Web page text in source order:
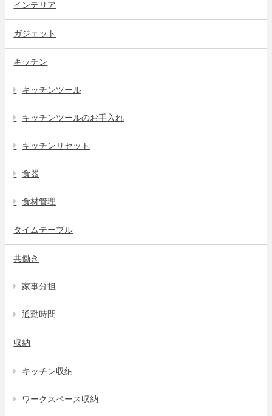
インテリア
ガジェット
キッチン
キッチンツール
キッチンツールのお手入れ
キッチンリセット
食器
食材管理
タイムテーブル
共働き
家事分担
通勤時間
収納
キッチン収納
ワークスペース収納